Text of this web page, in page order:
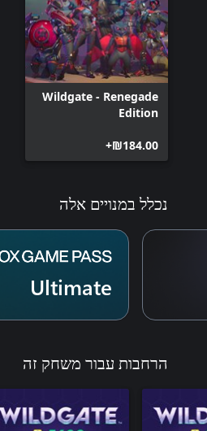
Wildgate - Renegade
Edition
‪₪‎184.00‬+
נכלל במנויים אלה
Ultimate
הרחבות עבור משחק זה